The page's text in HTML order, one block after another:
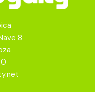
8